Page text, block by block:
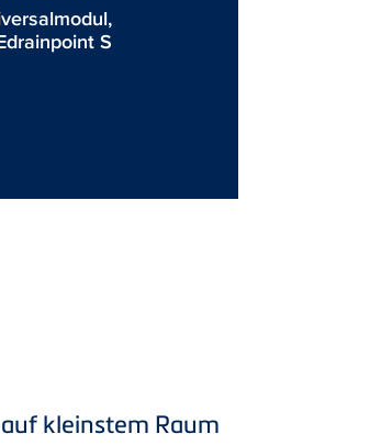
S
kleinstem Raum